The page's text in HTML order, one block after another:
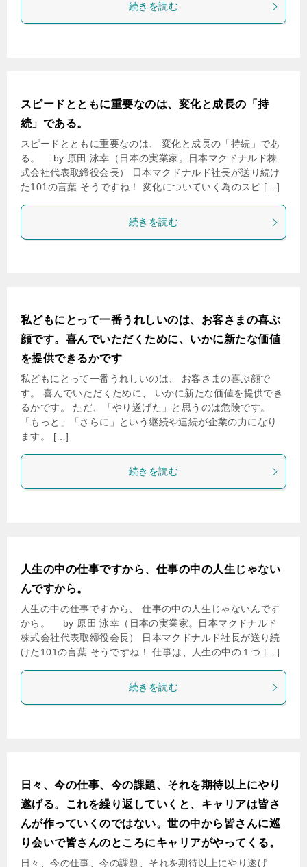
続きを読む
スピードとともに重要なのは、変化と成長の「持
続」である。
スピードとともに重要なのは、 変化と成長の「持続」であ
る。 by 原田 泳幸（日本の実業家。日本マクドナルド株
式会社代表取締役会長） 日本マクドナルド社長が送り続け
た101の言葉 そうですね！ 変化についていく為のスピ […]
続きを読む
私どもにとって一番うれしいのは、お客さまの喜ぶ
顔です。喜んでいただくために、いかに新たな価値
を提供できるかです
私どもにとって一番うれしいのは、 お客さまの喜ぶ顔で
す。 喜んでいただくために、 いかに新たな価値を提供でき
るかです。 ただ、「やり遂げた」と思うのは危険です。
「もっと」「さらに」という継続や連続が企業の力になり
ます。 […]
続きを読む
人生の中の仕事ですから、仕事の中の人生じゃない
んですから。
人生の中の仕事ですから、 仕事の中の人生じゃないんです
から。 by 原田 泳幸（日本の実業家。日本マクドナルド
株式会社代表取締役会長） 日本マクドナルド社長が送り続
けた101の言葉 そうですね！ 仕事は、人生の中の１つ […]
続きを読む
日々、今の仕事、今の課題、それを期待以上にやり
遂げる。これを繰り返していくと、キャリアは皆さ
んが作っていくのではない。世の中から皆さんに巡
り会いで皆さんのところにキャリアがやってくる。
日々、今の仕事、今の課題、それを期待以上にやり遂げ